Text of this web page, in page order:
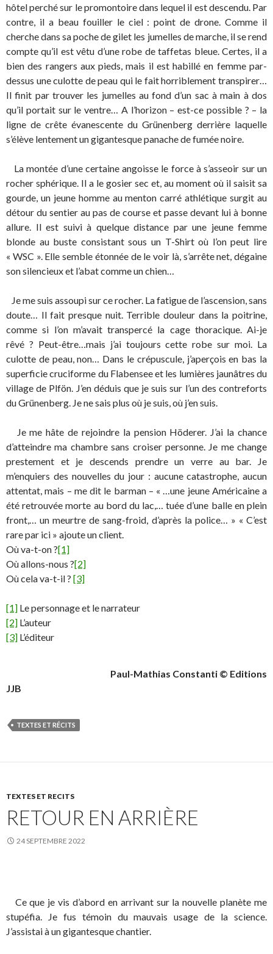
hôtel perché sur le promontoire dans lequel il est descendu. Par
contre, il a beau fouiller le ciel : point de drone. Comme il
cherche dans sa poche de gilet les jumelles de marche, il se rend
compte qu’il est vêtu d’une robe de taffetas bleue. Certes, il a
bien des rangers aux pieds, mais il est habillé en femme par-
dessus une culotte de peau qui le fait horriblement transpirer…
Il finit par trouver les jumelles au fond d’un sac à main à dos
qu’il portait sur le ventre… A l’horizon – est-ce possible ? – la
ligne de crête évanescente du Grünenberg derrière laquelle
s’élève lentement un gigantesque panache de fumée noire.
La montée d’une certaine angoisse le force à s’asseoir sur un
rocher sphérique. Il a le gosier sec et, au moment où il saisit sa
gourde, un jeune homme au menton carré athlétique surgit au
détour du sentier au pas de course et passe devant lui à bonne
allure. Il est suivi à quelque distance par une jeune femme
blonde au buste consistant sous un T-Shirt où l’on peut lire
« WSC ». Elle semble étonnée de le voir là, s’arrête net, dégaine
son silencieux et l’abat comme un chien…
Je me suis assoupi sur ce rocher. La fatigue de l’ascension, sans
doute… Il fait presque nuit. Terrible douleur dans la poitrine,
comme si l’on m’avait transpercé la cage thoracique. Ai-je
rêvé ? Peut-être…mais j’ai toujours cette robe sur moi. La
culotte de peau, non… Dans le crépuscule, j’aperçois en bas la
superficie cruciforme du Flabensee et les lumières jaunâtres du
village de Plfön. J’en déduis que je suis sur l’un des contreforts
du Grünenberg. Je ne sais plus où je suis, où j’en suis.
Je me hâte de rejoindre la pension Höderer. J’ai la chance
d’atteindre ma chambre sans croiser personne. Je me change
prestement et je descends prendre un verre au bar. Je
m’enquiers des nouvelles du jour : aucune catastrophe, aucun
attentat, mais – me dit le barman – « …une jeune Américaine a
été retrouvée morte au bord du lac,… tuée d’une balle en plein
front,… un meurtre de sang-froid, d’après la police… » « C’est
rare par ici » ajoute un client.
Où va-t-on ?[1]
Où allons-nous ?[2]
Où cela va-t-il ? [3]
[1] Le personnage et le narrateur
[2] L’auteur
[3] L’éditeur
Paul-Mathias Constanti © Editions
JJB
TEXTES ET RÉCITS
TEXTES ET RECITS
RETOUR EN ARRIÈRE
24 SEPTEMBRE 2022
Ce que je vis d’abord en arrivant sur la nouvelle planète me
stupéfia. Je fus témoin du mauvais usage de la science.
J’assistai à un gigantesque chantier.